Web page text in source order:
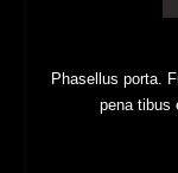
Phasellus porta.
pena tibus